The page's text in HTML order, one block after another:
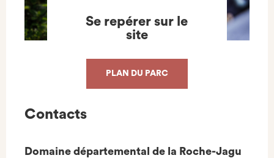
Se repérer sur le
site
PLAN DU PARC
Contacts
Domaine départemental de la Roche-Jagu